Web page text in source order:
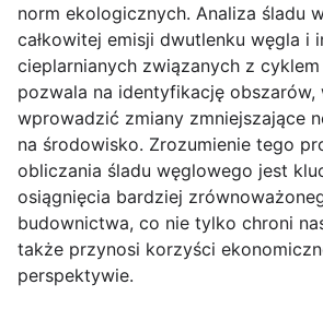
norm ekologicznych. Analiza śladu
całkowitej emisji dwutlenku węgla i
cieplarnianych związanych z
pozwala na identyfikację
wprowadzić zmiany zmniejszające
na środowisko. Zrozumienie tego
obliczania śladu węglowego jest
osiągnięcia bardziej
budownictwa, co nie tylko chroni
także przynosi korzyści
perspektywie.